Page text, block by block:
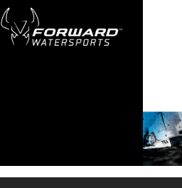
TOPAZ 12 KOMPATIBLES GROSSSEGEL